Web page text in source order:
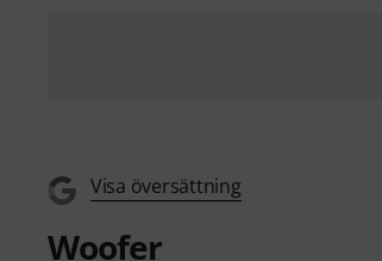
Visa översättning
Woofer